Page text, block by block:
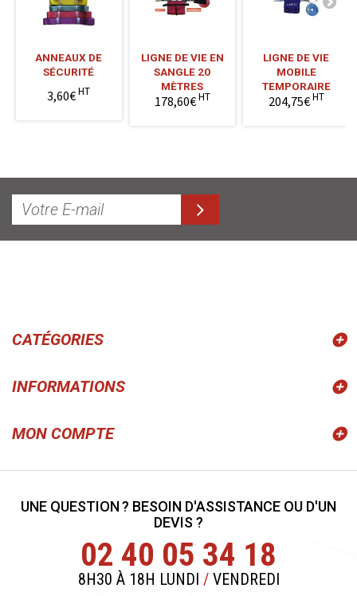
ANNEAUX DE
SÉCURITÉ
3,60€HT
LIGNE DE VIE EN
SANGLE 20
MÈTRES
178,60€HT
LIGNE DE VIE
MOBILE
TEMPORAIRE
204,75€HT
CATÉGORIES
INFORMATIONS
MON COMPTE
UNE QUESTION ? BESOIN D'ASSISTANCE OU D'UN
DEVIS ?
02 40 05 34 18
8H30 À 18H LUNDI /VENDREDI